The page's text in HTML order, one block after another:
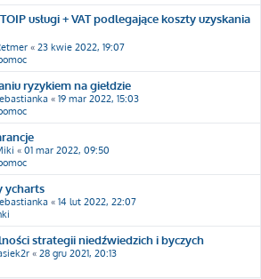
usługi + VAT podlegające koszty uzyskania
« 23 kwie 2022, 19:07
ryzykiem na giełdzie
« 19 mar 2022, 15:03
« 01 mar 2022, 09:50
ycharts
« 14 lut 2022, 22:07
strategii niedźwiedzich i byczych
« 28 gru 2021, 20:13